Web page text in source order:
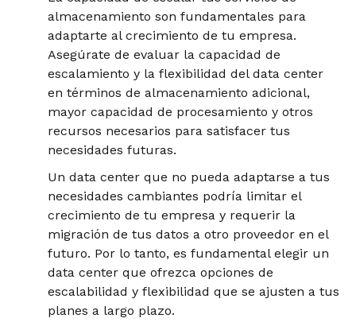
almacenamiento son fundamentales para
adaptarte al crecimiento de tu empresa.
Asegúrate de evaluar la capacidad de
escalamiento y la flexibilidad del data center
en términos de almacenamiento adicional,
mayor capacidad de procesamiento y otros
recursos necesarios para satisfacer tus
necesidades futuras.
Un data center que no pueda adaptarse a tus
necesidades cambiantes podría limitar el
crecimiento de tu empresa y requerir la
migración de tus datos a otro proveedor en el
futuro. Por lo tanto, es fundamental elegir un
data center que ofrezca opciones de
escalabilidad y flexibilidad que se ajusten a tus
planes a largo plazo.